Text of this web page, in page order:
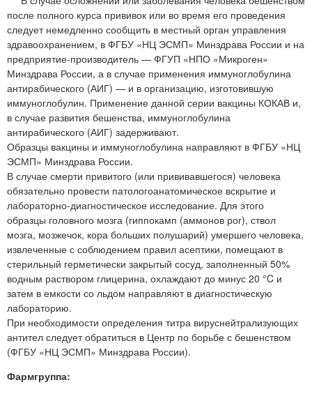
после полного курса прививок или во время его проведения
следует немедленно сообщить в местный орган управления
здравоохранением, в ФГБУ «НЦ ЭСМП» Минздрава России и на
предприятие-производитель — ФГУП «НПО «Микроген»
Минздрава России, а в случае применения иммуноглобулина
антирабического (АИГ) — и в организацию, изготовившую
иммуноглобулин. Применение данной серии вакцины КОКАВ и,
в случае развития бешенства, иммуноглобулина
антирабического (АИГ) задерживают.
Образцы вакцины и иммуноглобулина направляют в ФГБУ «НЦ
ЭСМП» Минздрава России.
В случае смерти привитого (или прививавшегося) человека
обязательно провести патологоанатомическое вскрытие и
лабораторно-диагностическое исследование. Для этого
образцы головного мозга (гиппокамп (аммонов рог), ствол
мозга, мозжечок, кора больших полушарий) умершего человека,
извлеченные с соблюдением правил асептики, помещают в
стерильный герметически закрытый сосуд, заполненный 50%
водным раствором глицерина, охлаждают до минус 20 °C и
затем в емкости со льдом направляют в диагностическую
лабораторию.
При необходимости определения титра вируснейтрализующих
антител следует обратиться в Центр по борьбе с бешенством
(ФГБУ «НЦ ЭСМП» Минздрава России).
Фармгруппа: